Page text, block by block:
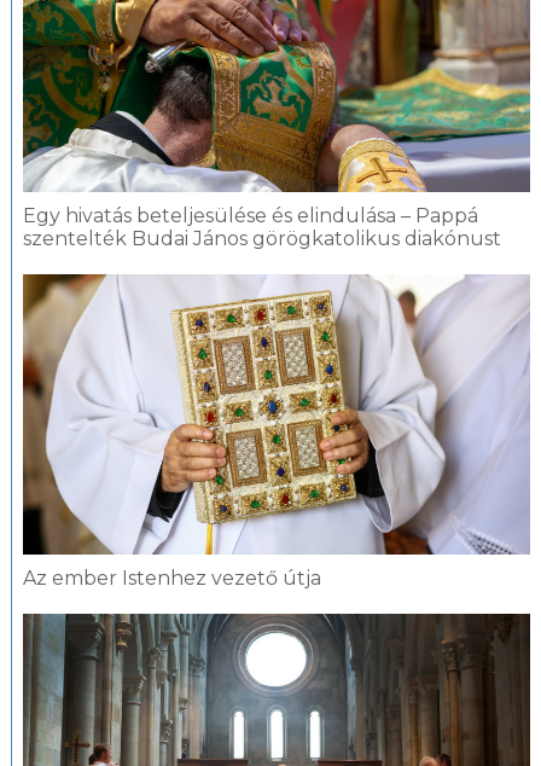
Egy hivatás beteljesülése és elindulása – Pappá
szentelték Budai János görögkatolikus diakónust
Az ember Istenhez vezető útja